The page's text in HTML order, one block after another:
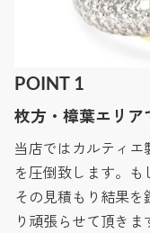
POINT 1
枚方・樟葉エリ
当店ではカルティ
を圧倒致します。
その見積もり結果
り頑張らせて頂き